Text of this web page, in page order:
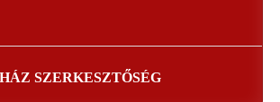
SZERKESZTŐSÉG